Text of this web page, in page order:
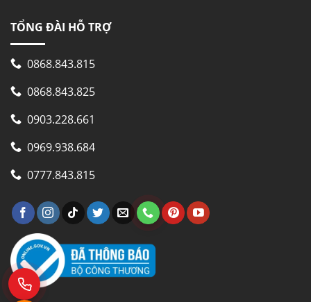
TỔNG ĐÀI HỖ TRỢ
0868.843.815
0868.843.825
0903.228.661
0969.938.684
0777.843.815